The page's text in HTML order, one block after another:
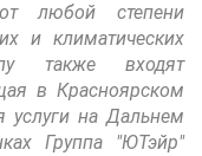
любой степени
и климатических
также входят
в Красноярском
услуги на Дальнем
Группа "ЮТэйр"